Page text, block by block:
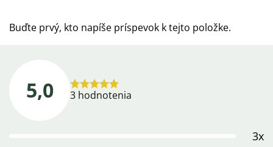
Buďte prvý, kto napíše príspevok k tejto položke.
5,0
Priemerné
3 hodnotenia
3x